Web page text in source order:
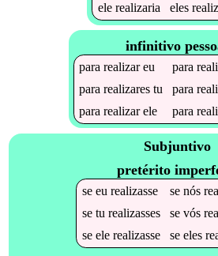
ele realizaria eles
infinitivo
pararealizareu para
pararealizares tu para
pararealizarele para
Subjuntivo
pretérito
se eu realizasse se nós
se tu realizasses se vós
se ele realizasse se eles